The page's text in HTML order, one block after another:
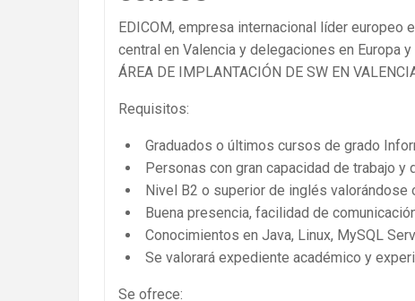
EDICOM, empresa internacional líder
central en Valencia y delegaciones en Europa
ÁREA DE IMPLANTACIÓN DE SW EN
Requisitos:
Graduados o últimos cursos de grado
Personas con gran capacidad de trabajo y
Nivel B2 o superior de inglés valorándose
Buena presencia, facilidad de
Conocimientos en Java, Linux, MySQL
Se valorará expediente académico y
Se ofrece: